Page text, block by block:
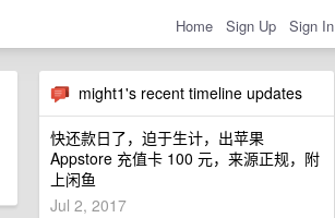
Home Sign Up Sign In
might1's recent timeline updates
快还款日了，迫于生计，出苹果
Appstore 充值卡 100 元，来源正规，附
上闲鱼
Jul 2, 2017